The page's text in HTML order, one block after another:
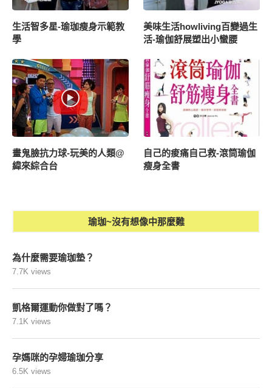
上班族的救星-辦公室舒壓塑
身瑜伽
孕婦媽咪大爆滿-台南成大-可
貝可媽媽教室
學
活-瑜伽舒展塑出小蠻腰
緯來綜合台
瘦身全書